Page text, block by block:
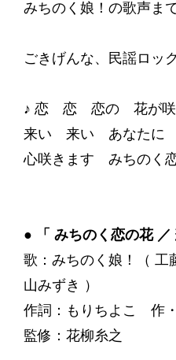
みちのく娘！の歌声ま
ごきげんな、民謡ロッ
♪ 恋 恋 恋の 花が咲
来い 来い あなたに
心咲きます みちのく
●
「 みちのく恋の花 ／
歌：みちのく娘！（ 工
山みずき ）
作詞：もりちよこ 作
監修：花柳糸之